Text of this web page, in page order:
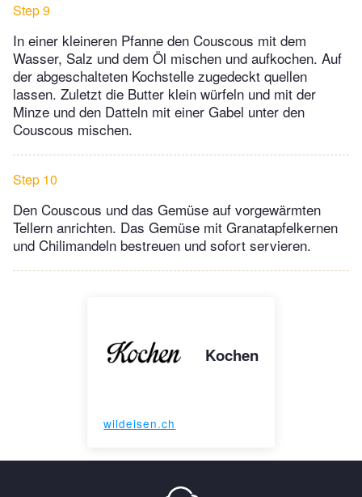
Step 9
In einer kleineren Pfanne den Couscous mit dem
Wasser, Salz und dem Öl mischen und aufkochen. Auf
der abgeschalteten Kochstelle zugedeckt quellen
lassen. Zuletzt die Butter klein würfeln und mit der
Minze und den Datteln mit einer Gabel unter den
Couscous mischen.
Step 10
Den Couscous und das Gemüse auf vorgewärmten
Tellern anrichten. Das Gemüse mit Granatapfelkernen
und Chilimandeln bestreuen und sofort servieren.
Kochen
wildeisen.ch